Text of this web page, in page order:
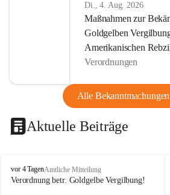
Di., 4. Aug. 2026
Maßnahmen zur
Goldgelben
Amerikanischen
Verordnungen
Alle Bekanntmachungen
Aktuelle Beiträge
B
r
vor 4 TagenAmtliche Mitteilung
Verordnung betr. Goldgelbe Vergilbung!